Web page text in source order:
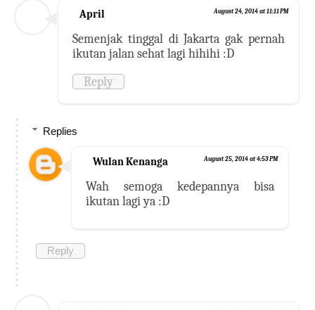
April August 24, 2014 at 11:11 PM
Semenjak tinggal di Jakarta gak pernah
ikutan jalan sehat lagi hihihi :D
Reply
Replies
Wulan Kenanga August 25, 2014 at 4:53 PM
Wah semoga kedepannya bisa
ikutan lagi ya :D
Reply